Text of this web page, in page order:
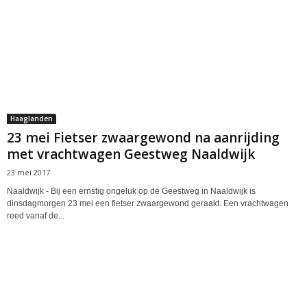
Haaglanden
23 mei Fietser zwaargewond na aanrijding
met vrachtwagen Geestweg Naaldwijk
23 mei 2017
Naaldwijk - Bij een ernstig ongeluk op de Geestweg in Naaldwijk is
dinsdagmorgen 23 mei een fietser zwaargewond geraakt. Een vrachtwagen
reed vanaf de...